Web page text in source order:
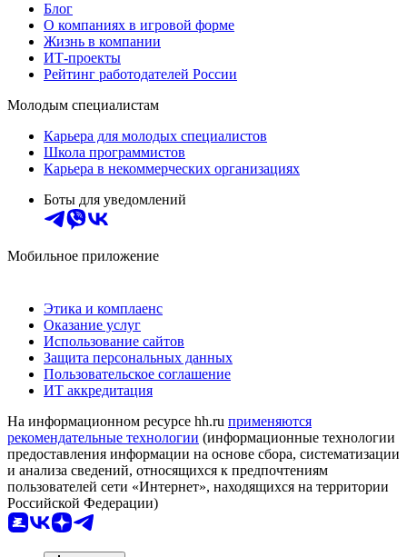
Блог
О компаниях в игровой форме
Жизнь в компании
ИТ-проекты
Рейтинг работодателей России
Молодым специалистам
Карьера для молодых специалистов
Школа программистов
Карьера в некоммерческих организациях
Боты для уведомлений
Мобильное приложение
Этика и комплаенс
Оказание услуг
Использование сайтов
Защита персональных данных
Пользовательское соглашение
ИТ аккредитация
На информационном ресурсе hh.ru применяются
рекомендательные технологии (информационные технологии
предоставления информации на основе сбора, систематизации
и анализа сведений, относящихся к предпочтениям
пользователей сети «Интернет», находящихся на территории
Российской Федерации)